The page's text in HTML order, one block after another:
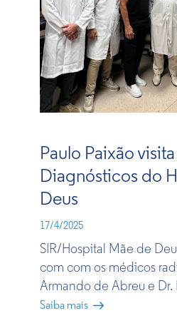
Paulo Paixão
Diagnósticos do
Deus
17/4/2025
SIR/Hospital Mãe de
com com os médicos
Armando de Abreu e Dr.
Saiba mais